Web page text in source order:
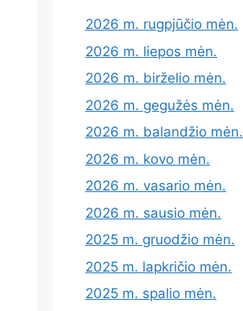
2026 m. rugpjūčio mėn.
2026 m. liepos mėn.
2026 m. birželio mėn.
2026 m. gegužės mėn.
2026 m. balandžio mėn.
2026 m. kovo mėn.
2026 m. vasario mėn.
2026 m. sausio mėn.
2025 m. gruodžio mėn.
2025 m. lapkričio mėn.
2025 m. spalio mėn.